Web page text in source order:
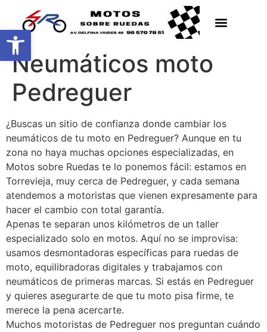
Abrir barra de herramientas
Neumáticos moto
Pedreguer
¿Buscas un sitio de confianza donde cambiar los
neumáticos de tu moto en Pedreguer? Aunque en tu
zona no haya muchas opciones especializadas, en
Motos sobre Ruedas te lo ponemos fácil: estamos en
Torrevieja, muy cerca de Pedreguer, y cada semana
atendemos a motoristas que vienen expresamente para
hacer el cambio con total garantía.
Apenas te separan unos kilómetros de un taller
especializado solo en motos. Aquí no se improvisa:
usamos desmontadoras específicas para ruedas de
moto, equilibradoras digitales y trabajamos con
neumáticos de primeras marcas. Si estás en Pedreguer
y quieres asegurarte de que tu moto pisa firme, te
merece la pena acercarte.
Muchos motoristas de Pedreguer nos preguntan cuándo